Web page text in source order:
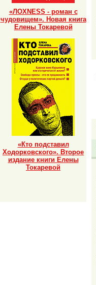
«ЛОХNESS - роман с
чудовищем». Новая книга
Елены Токаревой
«Кто подставил
Ходорковского». Второе
издание книги Елены
Токаревой